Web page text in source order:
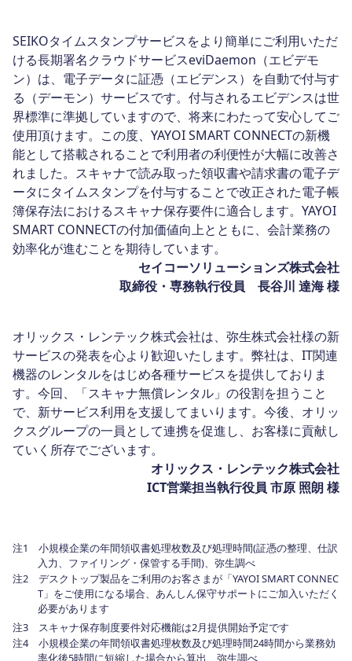
SEIKOタイムスタンプサービスをより簡単にご利用いただ
ける長期署名クラウドサービスeviDaemon（エビデモ
ン）は、電子データに証憑（エビデンス）を自動で付与す
る（デーモン）サービスです。付与されるエビデンスは世
界標準に準拠していますので、将来にわたって安心してご
使用頂けます。この度、YAYOI SMART CONNECTの新機
能として搭載されることで利用者の利便性が大幅に改善さ
れました。スキャナで読み取った領収書や請求書の電子デ
ータにタイムスタンプを付与することで改正された電子帳
簿保存法におけるスキャナ保存要件に適合します。YAYOI
SMART CONNECTの付加価値向上とともに、会計業務の
効率化が進むことを期待しています。
セイコーソリューションズ株式会社
取締役・専務執行役員 長谷川 達海 様
オリックス・レンテック株式会社は、弥生株式会社様の新
サービスの発表を心より歓迎いたします。弊社は、IT関連
機器のレンタルをはじめ各種サービスを提供しておりま
す。今回、「スキャナ無償レンタル」の役割を担うこと
で、新サービス利用を支援してまいります。今後、オリッ
クスグループの一員として連携を促進し、お客様に貢献し
ていく所存でございます。
オリックス・レンテック株式会社
ICT営業担当執行役員 市原 照朗 様
注1 小規模企業の年間領収書処理枚数及び処理時間(証憑の整理、仕訳
入力、ファイリング・保管する手間)、弥生調べ
注2 デスクトップ製品をご利用のお客さまが「YAYOI SMART CONNEC
T」をご使用になる場合、あんしん保守サポートにご加入いただく
必要があります
注3 スキャナ保存制度要件対応機能は2月提供開始予定です
注4 小規模企業の年間領収書処理枚数及び処理時間24時間から業務効
率化後5時間に短縮した場合から算出、弥生調べ